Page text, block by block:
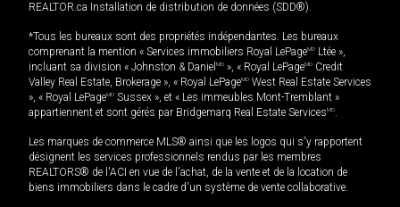
REALTOR.ca Installation de distribution de données (SDD®).
*Tous les bureaux sont des propriétés indépendantes. Les bureaux
comprenant la mention « Services immobiliers Royal LePageMD Ltée »,
incluant sa division « Johnston & Daniel MD », « Royal LePageMD Credit
Valley Real Estate, Brokerage », « Royal LePageMD West Real Estate Services
», « Royal LePageMD Sussex », et « Les immeubles Mont-Tremblant »
appartiennent et sont gérés par Bridgemarq Real Estate ServicesMD.
Les marques de commerce MLS® ainsi que les logos qui s'y rapportent
désignent les services professionnels rendus par les membres
REALTORS® de l'ACI en vue de l'achat, de la vente et de la location de
biens immobiliers dans le cadre d'un système de vente collaborative.